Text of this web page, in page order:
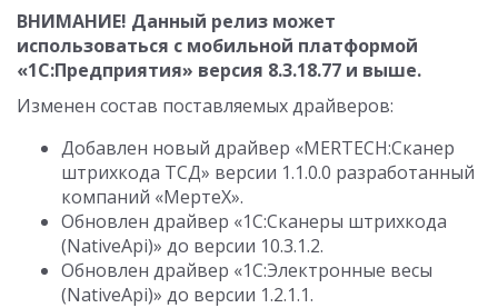
ВНИМАНИЕ! Данный релиз может
использоваться с мобильной платформой
«1С:Предприятия» версия 8.3.18.77 и выше.
Изменен состав поставляемых драйверов:
Добавлен новый драйвер «MERTECH:Сканер
штрихкода ТСД» версии 1.1.0.0 разработанный
компаний «МертеХ».
Обновлен драйвер «1С:Сканеры штрихкода
(NativeApi)» до версии 10.3.1.2.
Обновлен драйвер «1С:Электронные весы
(NativeApi)» до версии 1.2.1.1.